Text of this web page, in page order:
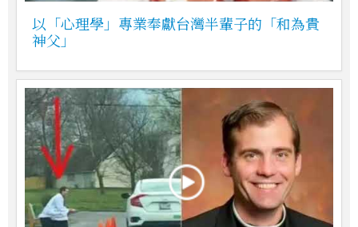
以「心理學」專業奉獻台灣半輩子的「和為貴
神父」